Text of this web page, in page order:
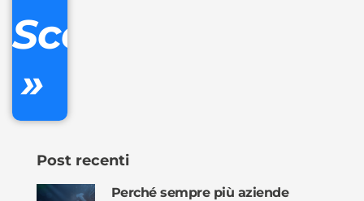
Scopri
»
Post recenti
Perché sempre più aziende